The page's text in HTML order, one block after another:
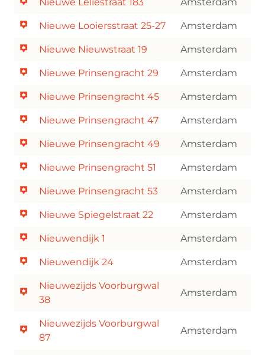
Nieuwe Leliestraat 183 Amsterdam
Nieuwe Looiersstraat 25-27 Amsterdam
Nieuwe Nieuwstraat 19 Amsterdam
Nieuwe Prinsengracht 29 Amsterdam
Nieuwe Prinsengracht 45 Amsterdam
Nieuwe Prinsengracht 47 Amsterdam
Nieuwe Prinsengracht 49 Amsterdam
Nieuwe Prinsengracht 51 Amsterdam
Nieuwe Prinsengracht 53 Amsterdam
Nieuwe Spiegelstraat 22 Amsterdam
Nieuwendijk 1 Amsterdam
Nieuwendijk 24 Amsterdam
Nieuwezijds Voorburgwal
38
Amsterdam
Nieuwezijds Voorburgwal
87
Amsterdam